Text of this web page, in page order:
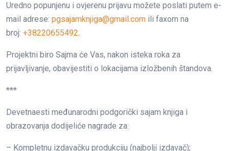
Uredno popunjenu i ovjerenu prijavu možete poslati putem e-
mail adrese: pgsajamknjiga@gmail.com ili faxom na
broj: +38220655492.
Projektni biro Sajma će Vas, nakon isteka roka za
prijavljivanje, obavijestiti o lokacijama izložbenih štandova.
***
Devetnaesti međunarodni podgorički sajam knjiga i
obrazovanja dodijeliće nagrade za:
– Kompletnu izdavačku produkciju (najbolji izdavač);